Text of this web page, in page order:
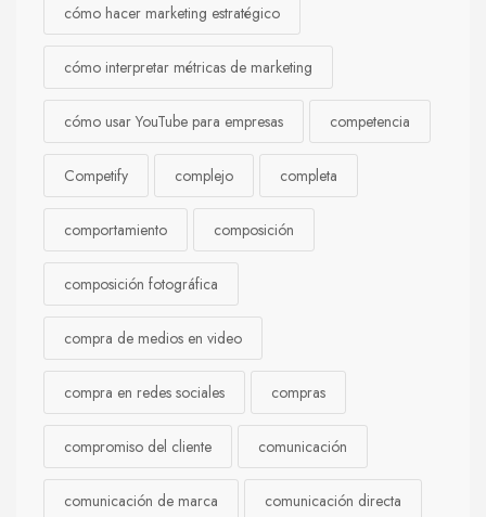
cómo hacer marketing estratégico
cómo interpretar métricas de marketing
cómo usar YouTube para empresas competencia
Competify complejo completa
comportamiento composición
composición fotográfica
compra de medios en video
compra en redes sociales compras
compromiso del cliente comunicación
comunicación de marca comunicación directa